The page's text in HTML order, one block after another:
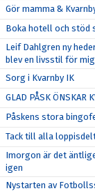
Gör mamma &
Boka hotell och stöd
Leif Dahlgren ny
blev en livsstil för
Sorg i Kvarnby IK
GLAD PÅSK ÖNSKAR
Påskens stora
Tack till alla
Imorgon är det
igen
Nystarten av